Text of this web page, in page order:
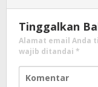
Tinggalkan
Alamat email Anda
wajib ditandai *